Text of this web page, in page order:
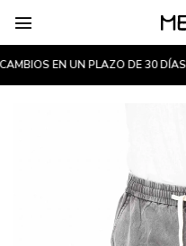

EN UN PLAZO DE 30 DÍAS